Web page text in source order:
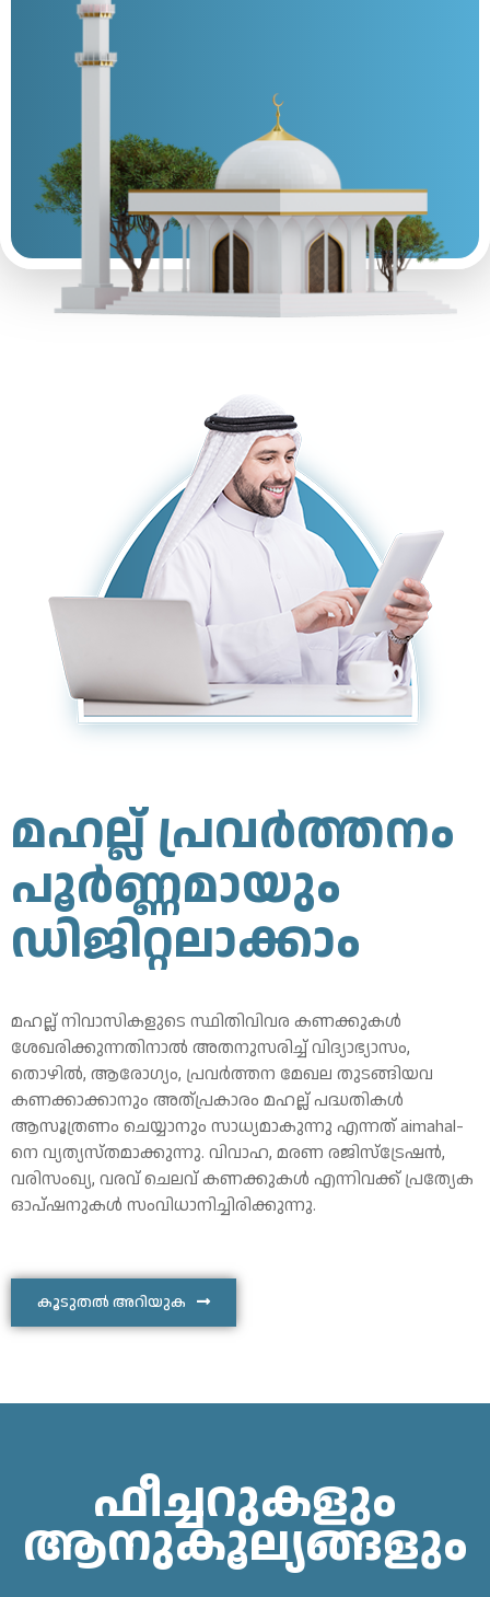
മഹല്ല് പ്രവർത്തനം
പൂർണ്ണമായും
ഡിജിറ്റലാക്കാം
മഹല്ല് നിവാസികളുടെ സ്ഥിതിവിവര കണക്കുകൾ
ശേഖരിക്കുന്നതിനാൽ അതനുസരിച്ച് വിദ്യാഭ്യാസം,
തൊഴിൽ, ആരോഗ്യം, പ്രവർത്തന മേഖല തുടങ്ങിയവ
കണക്കാക്കാനും അത്പ്രകാരം മഹല്ല് പദ്ധതികൾ
ആസൂത്രണം ചെയ്യാനും സാധ്യമാകുന്നു എന്നത് aimahal-
നെ വ്യത്യസ്തമാക്കുന്നു. വിവാഹ, മരണ രജിസ്ട്രേഷൻ,
വരിസംഖ്യ, വരവ് ചെലവ് കണക്കുകൾ എന്നിവക്ക് പ്രത്യേക
ഓപ്ഷനുകൾ സംവിധാനിച്ചിരിക്കുന്നു.
കൂടുതൽ അറിയുക
ഫീച്ചറുകളും
ആനുകൂല്യങ്ങളും